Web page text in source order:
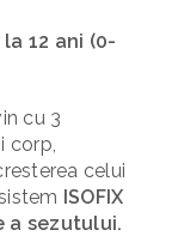
12 ani (0-
cu 3
corp,
celui
ISOFIX
a sezutului.